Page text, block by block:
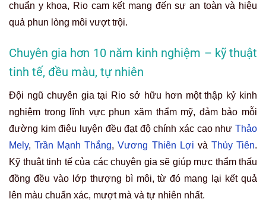
chuẩn y khoa, Rio cam kết mang đến sự an toàn và hiệu
quả phun lòng môi vượt trội.
Chuyên gia hơn 10 năm kinh nghiệm – kỹ thuật
tinh tế, đều màu, tự nhiên
Đội ngũ chuyên gia tại Rio sở hữu hơn một thập kỷ kinh
nghiệm trong lĩnh vực phun xăm thẩm mỹ, đảm bảo mỗi
đường kim điêu luyện đều đạt độ chính xác cao như Thảo
Mely,Trần Mạnh Thắng,Vương Thiên Lợi và Thủy Tiên.
Kỹ thuật tinh tế của các chuyên gia sẽ giúp mực thẩm thấu
đồng đều vào lớp thượng bì môi, từ đó mang lại kết quả
lên màu chuẩn xác, mượt mà và tự nhiên nhất.